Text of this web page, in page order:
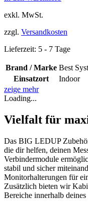
exkl. MwSt.
zzgl. Versandkosten
Lieferzeit: 5 - 7 Tage
Brand / Marke Best
Einsatzort
Indoor
zeige mehr
Loading...
Vielfalt für
Das BIG LEDUP
die dir helfen, deinen
Verbindermodule
stabil und sicher
Monitorhalterungen für
Zusätzlich bieten wir
Bereiche innerhalb